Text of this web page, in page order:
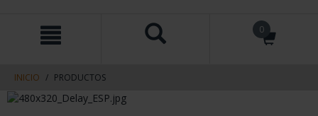
contenido
navegacin
0
INICIO PRODUCTOS